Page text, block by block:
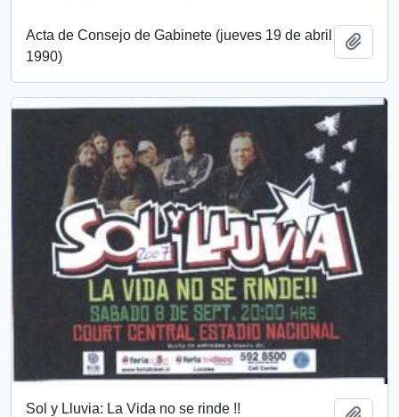
Acta de Consejo de Gabinete (jueves 19 de abril
1990)
Sol y Lluvia: La Vida no se rinde !!